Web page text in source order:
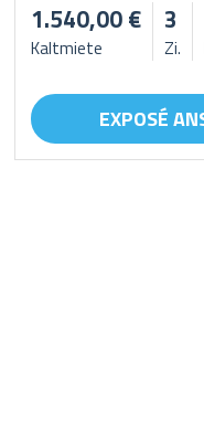
1.540,00 €
Kaltmiete
3
Zi.
EXPOSÉ